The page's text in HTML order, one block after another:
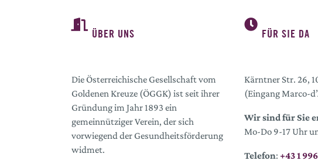
ÜBER UNS
Die Österreichische Gesellschaft vom
Goldenen Kreuze (ÖGGK) ist seit ihrer
Gründung im Jahr 1893 ein
gemeinnütziger Verein, der sich
vorwiegend der Gesundheitsförderung
widmet.
FÜR SIE DA
Kärntner Str. 26,
(Eingang Marco-
Wir sind für Sie
Mo-Do 9-17 Uhr
Telefon: +43 1